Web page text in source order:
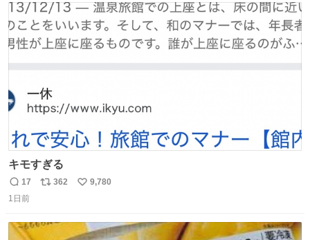
が知る香水よりも単純な組成で、その大部分は薔薇、菫、
ベルガモット、
ト
数
数
キモすぎる
返
信
17
リ
362
い
数
9,780
1日前